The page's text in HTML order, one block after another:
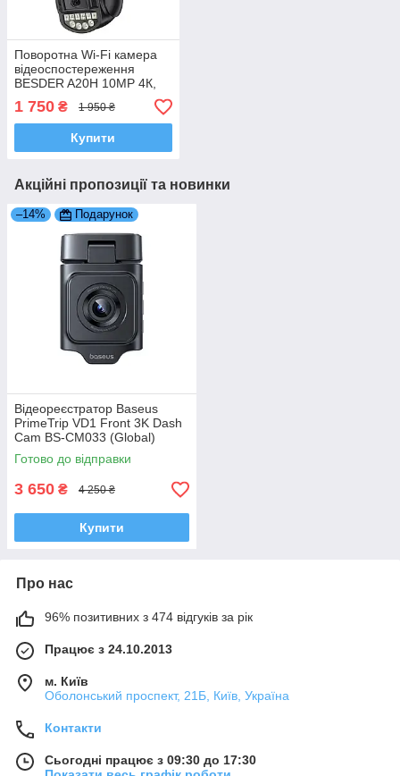
Поворотна Wi-Fi камера
відеоспостереження
BESDER A20H 10MP 4К,
що стежить за об'єктом |
Дві лінзи | ONVIF | IP66
1 750 ₴ 1 950 ₴
Купити
Акційні пропозиції та новинки
–14% Подарунок
Відеореєстратор Baseus
PrimeTrip VD1 Front 3K Dash
Cam BS-CM033 (Global)
Готово до відправки
3 650 ₴ 4 250 ₴
Купити
Про нас
96% позитивних з 474 відгуків за рік
Працює з 24.10.2013
м. Київ
Оболонський проспект, 21Б, Київ, Україна
Контакти
Сьогодні працює з 09:30 до 17:30